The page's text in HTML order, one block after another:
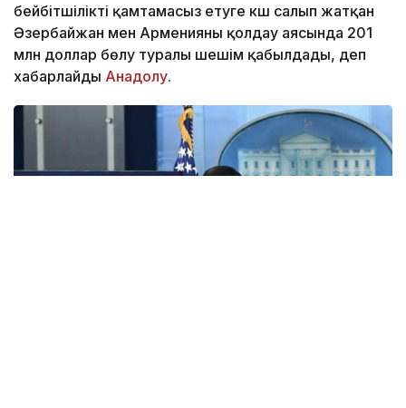
бейбітшілікті қамтамасыз етуге күш салып жатқан
Әзербайжан мен Арменияны қолдау аясында 201
млн доллар бөлу туралы шешім қабылдады, деп
хабарлайды Анадолу.